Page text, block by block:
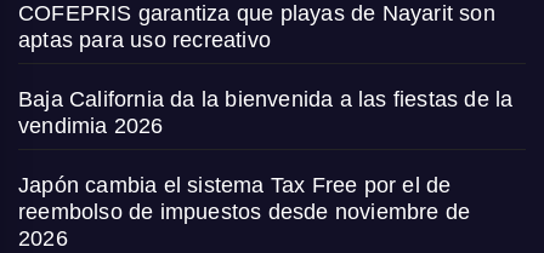
COFEPRIS garantiza que playas de Nayarit son
aptas para uso recreativo
Baja California da la bienvenida a las fiestas de la
vendimia 2026
Japón cambia el sistema Tax Free por el de
reembolso de impuestos desde noviembre de
2026